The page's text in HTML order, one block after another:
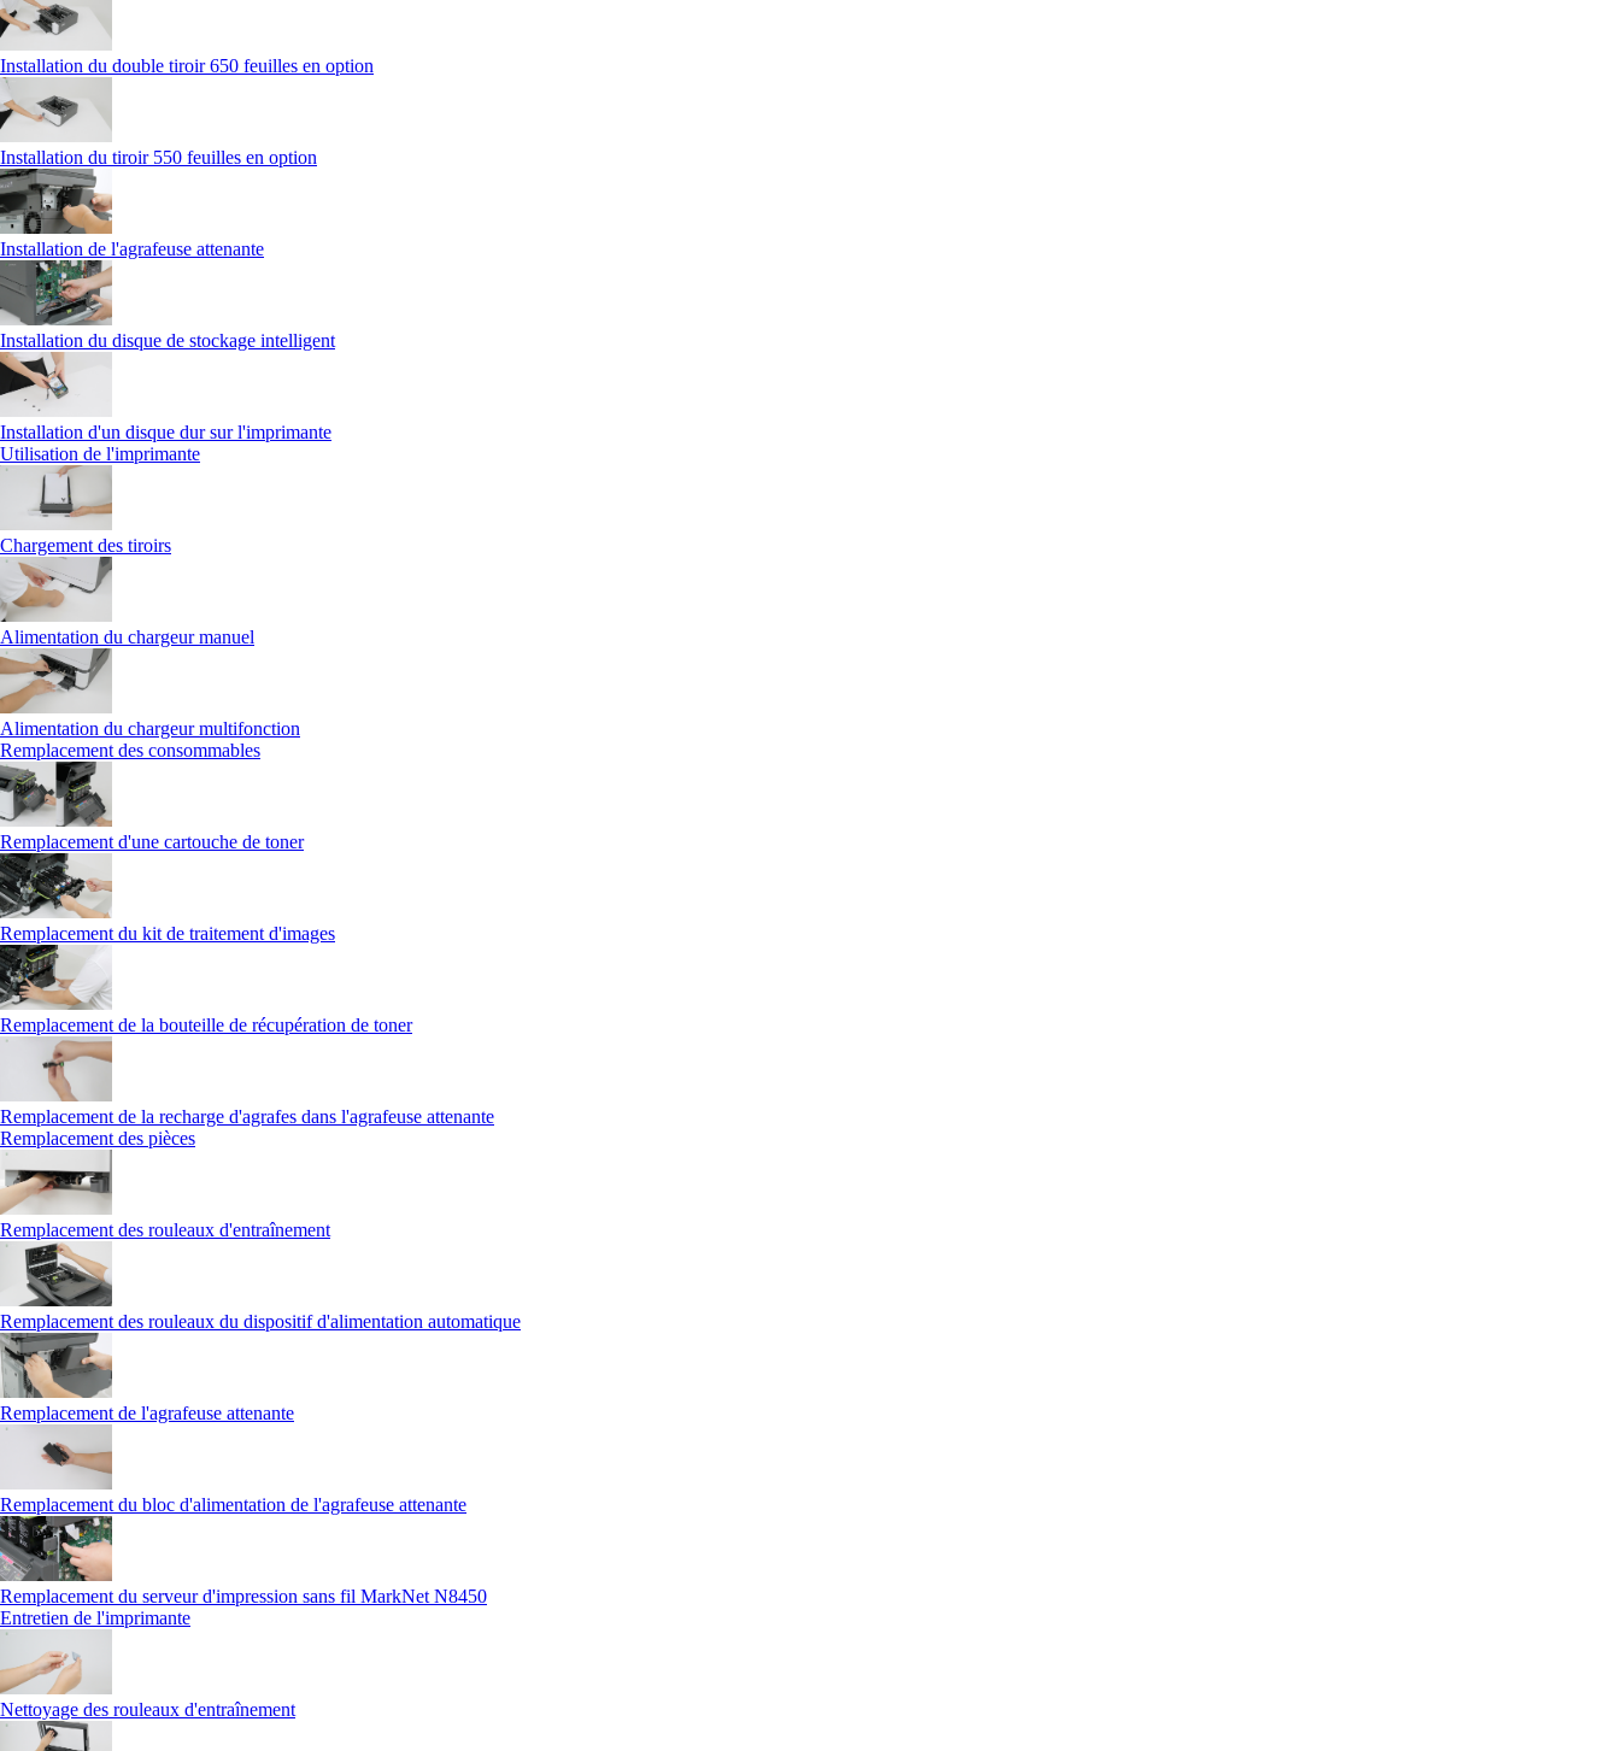
Installation du double tiroir 650 feuilles en option
Installation du tiroir 550 feuilles en option
Installation de l'agrafeuse attenante
Installation du disque de stockage intelligent
Installation d'un disque dur sur l'imprimante
Utilisation de l'imprimante
Chargement des tiroirs
Alimentation du chargeur manuel
Alimentation du chargeur multifonction
Remplacement des consommables
Remplacement d'une cartouche de toner
Remplacement du kit de traitement d'images
Remplacement de la bouteille de récupération de toner
Remplacement de la recharge d'agrafes dans l'agrafeuse attenante
Remplacement des pièces
Remplacement des rouleaux d'entraînement
Remplacement des rouleaux du dispositif d'alimentation automatique
Remplacement de l'agrafeuse attenante
Remplacement du bloc d'alimentation de l'agrafeuse attenante
Remplacement du serveur d'impression sans fil MarkNet N8450
Entretien de l'imprimante
Nettoyage des rouleaux d'entraînement